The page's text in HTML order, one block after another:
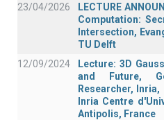
23/04/2026
LECTURE
Computation:
Intersection,
TU Delft
12/09/2024
Lecture: 3D
and Future,
Researcher, Inria,
Inria Centre
Antipolis, France